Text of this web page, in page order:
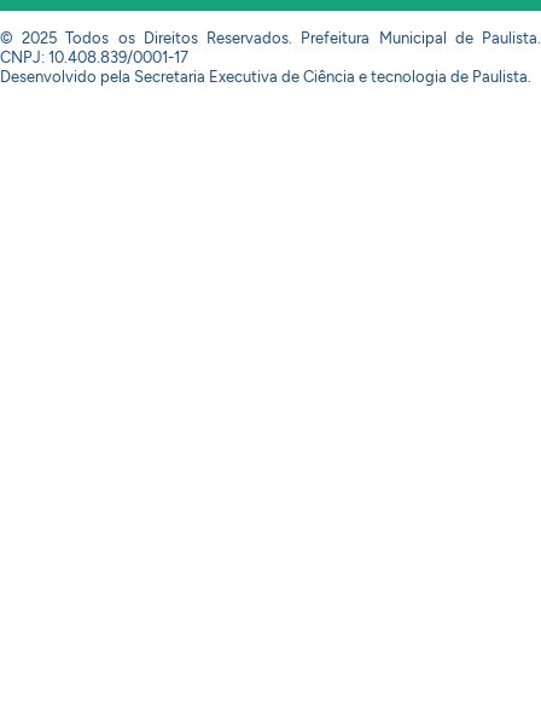
© 2025 Todos os Direitos Reservados. Prefeitura Municipal de Paulista.
CNPJ: 10.408.839/0001-17
Desenvolvido pela Secretaria Executiva de Ciência e tecnologia de Paulista.